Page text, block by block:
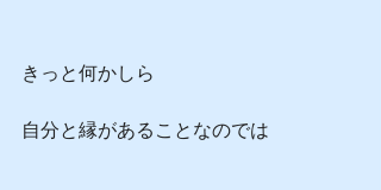
きっと何かしら
自分と縁があることなのでは